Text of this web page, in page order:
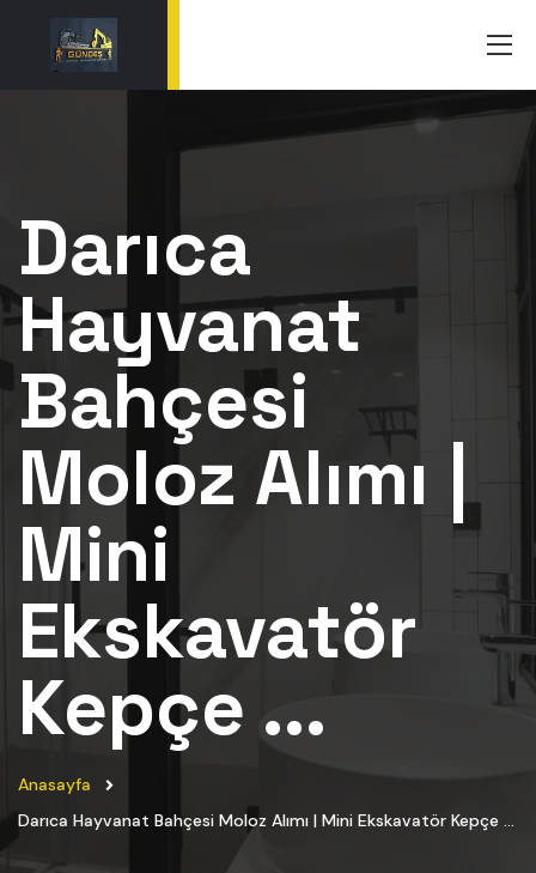
Darıca
Hayvanat
Bahçesi
Moloz Alımı |
Mini
Ekskavatör
Kepçe ...
Anasayfa
Darıca Hayvanat Bahçesi Moloz Alımı | Mini Ekskavatör Kepçe ...